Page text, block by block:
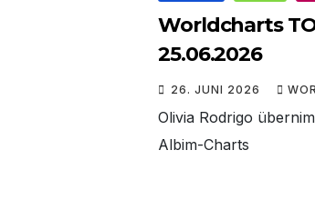
Worldcharts
25.06.2026
26. JUNI 2026
Olivia Rodrigo
Albim-Charts